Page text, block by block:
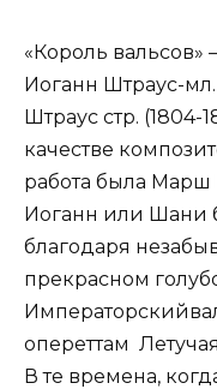
«Король
Иоганн Штраус-мл.
Штраус стр. (1804-
качестве
работа была Марш
Иоганн или Шани
благодаря
прекрасном
опереттам
В те времена,